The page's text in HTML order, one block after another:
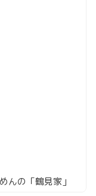
んの「鶴見家」